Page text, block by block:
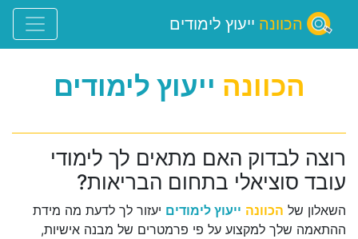
הכוונה ייעוץ לימודים
הכוונה ייעוץ לימודים
רוצה לבדוק האם מתאים לך לימודי
עובד סוציאלי בתחום הבריאות?
השאלון של הכוונה ייעוץ לימודים יעזור לך לדעת מה מידת
ההתאמה שלך למקצוע על פי פרמטרים של מבנה אישיות,